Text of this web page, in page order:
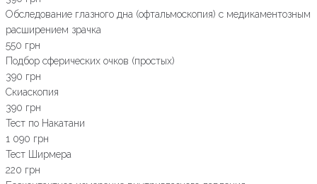
Обследование глазного дна (офтальмоскопия) с медикаментозным
расширением зрачка
550 грн
Подбор сферических очков (простых)
390 грн
Скиаскопия
390 грн
Тест по Накатани
1 090 грн
Тест Ширмера
220 грн